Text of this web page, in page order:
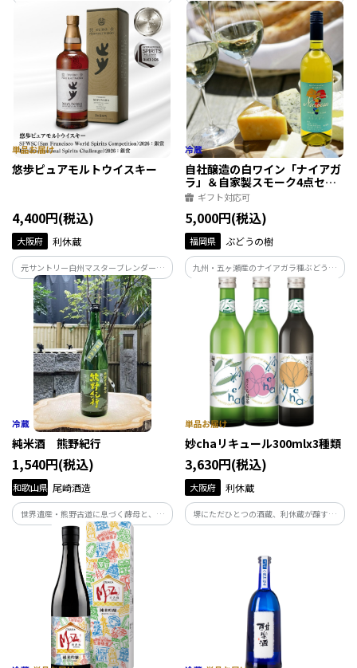
岡伸一氏が完全監修！OSAKAウイスキー
の最高峰！
岡伸一氏が完全監修！ハイボールにも好
適な軽快なモデル。
悠歩ピュアモルトウイスキー
4,400円(税込)
大阪府 利休蔵
元サントリー白州マスターブレンダー冨
岡伸一氏が完全監修！OSAKAウイスキー
のスタンダードモデル
自社醸造の白ワイン「ナイアガ
ラ」＆自家製スモーク4点セッ
ト ギフト対応可
5,000円(税込)
福岡県 ぶどうの樹
九州・五ヶ瀬産のナイアガラ種ぶどうを
100％使用したぶどうの樹オリジナル
の“オール九州産”白ワイン。IFFAドイツ
食肉加工コンテスト金賞受賞の自家製ス
モークとのペアリングもお楽しみ頂ける
嬉しいセット。
純米酒 熊野紀行
1,540円(税込)
和歌山県 尾崎酒造
世界遺産・熊野古道に息づく酵母と、熊
野川の清らかな水。 熊野を、そのまま持
ち帰る酒「熊野紀行」。
妙chaリキュール300mlx3種類
3,630円(税込)
大阪府 利休蔵
堺にただひとつの酒蔵、利休蔵が醸す日
本酒『千利休』と、堺が生んだ茶聖・千
あうべくしてめぐりあい、そしてうまれ
た新感覚のオリジナルリキュールセット
です。